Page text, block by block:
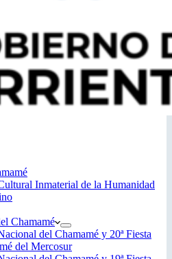
Inmaterial de la Humanidad
Chamamé
del Chamamé y 20ª Fiesta
del Mercosur